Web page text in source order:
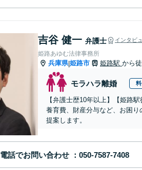
吉谷 健一 弁護士 インタビ
姫路あゆむ法律事務所
兵庫県|姫路市 姫路駅 から
モラハラ離婚
【弁護士歴10年以上】【姫路
養育費、財産分与など、お困
提案します。
電話でお問い合わせ